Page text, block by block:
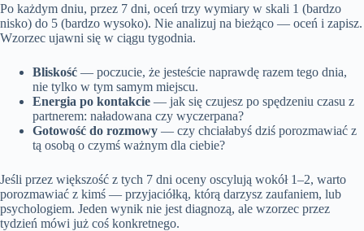
Po każdym dniu, przez 7 dni, oceń trzy wymiary w skali 1 (bardzo
nisko) do 5 (bardzo wysoko). Nie analizuj na bieżąco — oceń i zapisz.
Wzorzec ujawni się w ciągu tygodnia.
Bliskość — poczucie, że jesteście naprawdę razem tego dnia,
nie tylko w tym samym miejscu.
Energia po kontakcie — jak się czujesz po spędzeniu czasu z
partnerem: naładowana czy wyczerpana?
Gotowość do rozmowy — czy chciałabyś dziś porozmawiać z
tą osobą o czymś ważnym dla ciebie?
Jeśli przez większość z tych 7 dni oceny oscylują wokół 1–2, warto
porozmawiać z kimś — przyjaciółką, którą darzysz zaufaniem, lub
psychologiem. Jeden wynik nie jest diagnozą, ale wzorzec przez
tydzień mówi już coś konkretnego.